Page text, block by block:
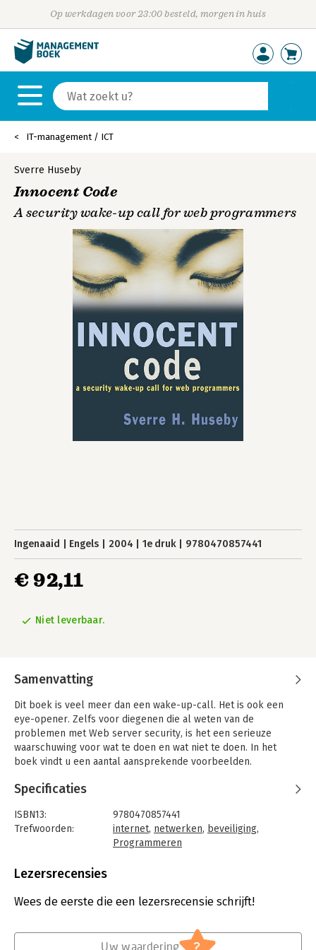
Op werkdagen voor 23:00 besteld, morgen in huis
IT-management / ICT
Sverre Huseby
Innocent Code
A security wake-up call for web programmers
Ingenaaid Engels 2004 1e druk 9780470857441
€ 92,11
Niet leverbaar.
Samenvatting
Dit boek is veel meer dan een wake-up-call. Het is ook een
eye-opener. Zelfs voor diegenen die al weten van de
problemen met Web server security, is het een serieuze
waarschuwing voor wat te doen en wat niet te doen. In het
boek vindt u een aantal aansprekende voorbeelden.
Specificaties
ISBN13:
9780470857441
Trefwoorden:
internet, netwerken, beveiliging,
Programmeren
Bindwijze:
Uitgever:
Uitgevers overig
IT-management / ICT
Lezersrecensies
Wees de eerste die een lezersrecensie schrijft!
Uw waardering